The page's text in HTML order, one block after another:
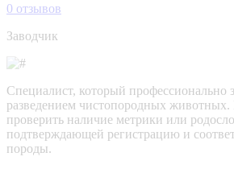
0 отзывов
Заводчик
Специалист, который профессионально
разведением чистопородных животных.
проверить наличие метрики или
подтверждающей регистрацию и
породы.